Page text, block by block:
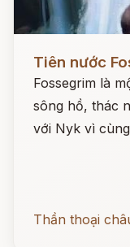
Tiên nước
Fossegrim là
sông hồ, thác
với Nyk vì
Thần thoại